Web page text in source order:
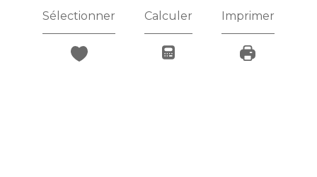
Sélectionner Calculer Imprimer